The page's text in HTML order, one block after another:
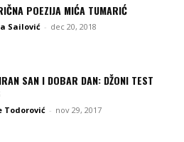
POEZIJA MIĆA TUMARIĆ
Sailović - dec 20, 2018
SAN I DOBAR DAN: DŽONI TEST
Todorović - nov 29, 2017